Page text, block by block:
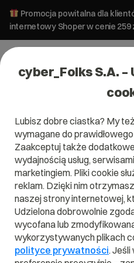
Promocja powitalna dla
internetowy Shoper w cenie 259
Logowanie
Panel klienta
Nazwa użytkownika lub email
Hasło
cyber_Folks S.A.
Lubisz dobre ciastka? My
wymagane do
Zaakceptuj także
wydajnością usług,
marketingiem. Pliki cookie
reklam. Dzięki nim
naszej strony internetowej,
Udzielona dobrowolnie
wycofana lub
wykorzystywanych plikach
polityce prywatności.